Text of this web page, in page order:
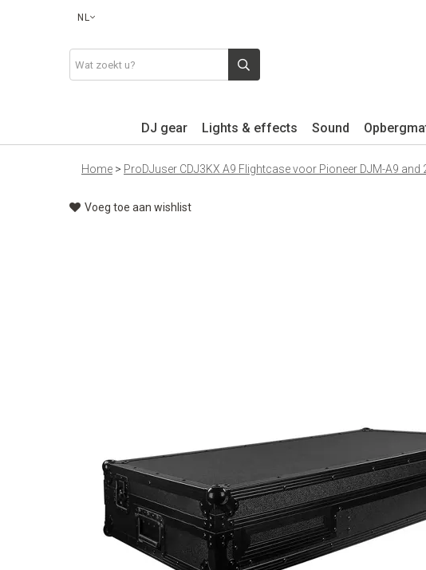
NL
DJ gear Lights & effects Sound
Home > ProDJuser CDJ3KX A9 Flightcase voor Pioneer DJM-A9 and
Voeg toe aan wishlist